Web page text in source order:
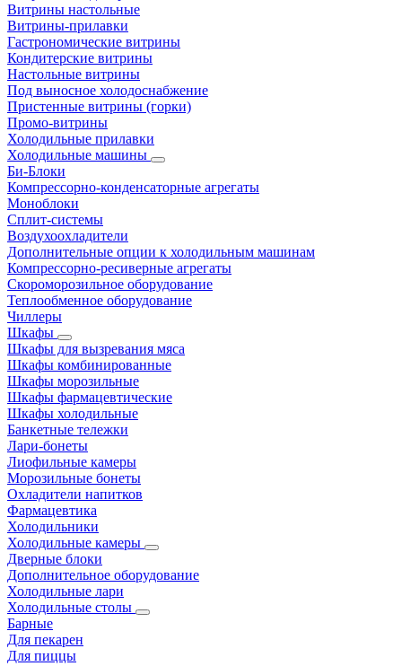
Витрины настольные
Витрины-прилавки
Гастрономические витрины
Кондитерские витрины
Настольные витрины
Под выносное холодоснабжение
Пристенные витрины (горки)
Промо-витрины
Холодильные прилавки
Холодильные машины
Би-Блоки
Компрессорно-конденсаторные агрегаты
Моноблоки
Сплит-системы
Воздухоохладители
Дополнительные опции к холодильным машинам
Компрессорно-ресиверные агрегаты
Скороморозильное оборудование
Теплообменное оборудование
Чиллеры
Шкафы
Шкафы для вызревания мяса
Шкафы комбинированные
Шкафы морозильные
Шкафы фармацевтические
Шкафы холодильные
Банкетные тележки
Лари-бонеты
Лиофильные камеры
Морозильные бонеты
Охладители напитков
Фармацевтика
Холодильники
Холодильные камеры
Дверные блоки
Дополнительное оборудование
Холодильные лари
Холодильные столы
Барные
Для пекарен
Для пиццы